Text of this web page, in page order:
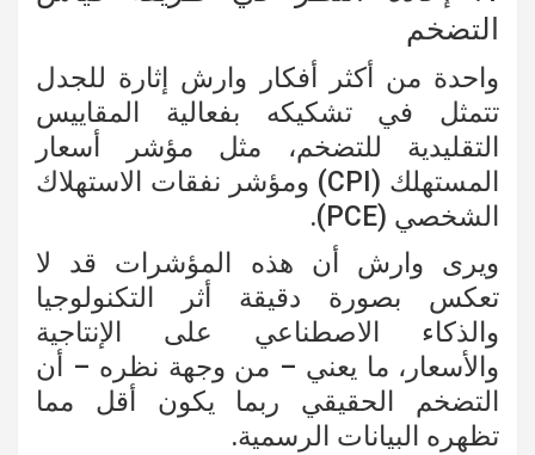
التضخم
واحدة من أكثر أفكار وارش إثارة للجدل
تتمثل في تشكيكه بفعالية المقاييس
التقليدية للتضخم، مثل مؤشر أسعار
المستهلك (CPI) ومؤشر نفقات الاستهلاك
الشخصي (PCE).
ويرى وارش أن هذه المؤشرات قد لا
تعكس بصورة دقيقة أثر التكنولوجيا
والذكاء الاصطناعي على الإنتاجية
والأسعار، ما يعني – من وجهة نظره – أن
التضخم الحقيقي ربما يكون أقل مما
تظهره البيانات الرسمية.